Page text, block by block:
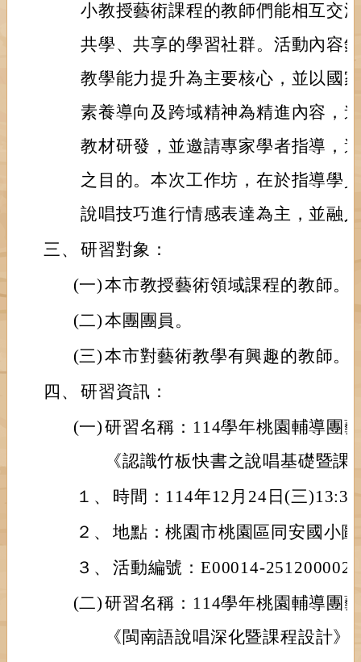
小教授藝術課程的教師們能相互交
共學、共享的學習社群。活動內容
教學能力提升為主要核心，並以國
素養導向及跨域精神為精進內容，
教材研發，並邀請專家學者指導，
之目的。本次工作坊，在於指導學
說唱技巧進行情感表達為主，並融
三、 研習對象：
(一)本市教授藝術領域課程的教師。
(二)本團團員。
(三)本市對藝術教學有興趣的教師。
四、 研習資訊：
(一)研習名稱：114學年桃園輔導團
《認識竹板快書之說唱基礎暨課
１、
時間：114年12月24日(三
２、 地點：桃園市桃園區同安國小
３、 活動編號：E00014-251200002
(二)研習名稱：114學年桃園輔導團
《閩南語說唱深化暨課程設計》